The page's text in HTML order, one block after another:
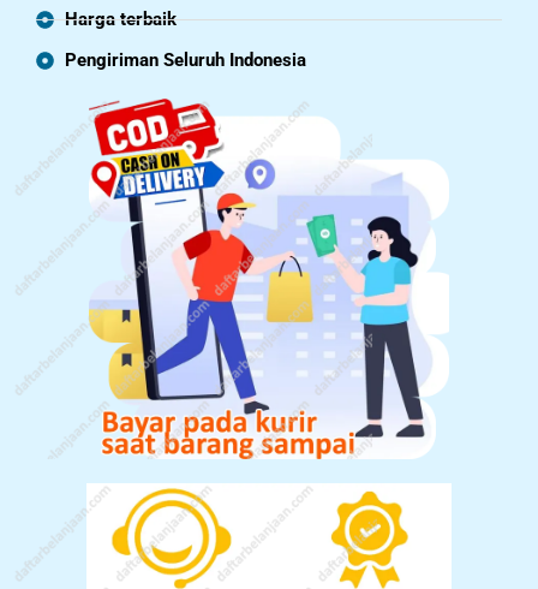
Harga terbaik
Pengiriman Seluruh Indonesia